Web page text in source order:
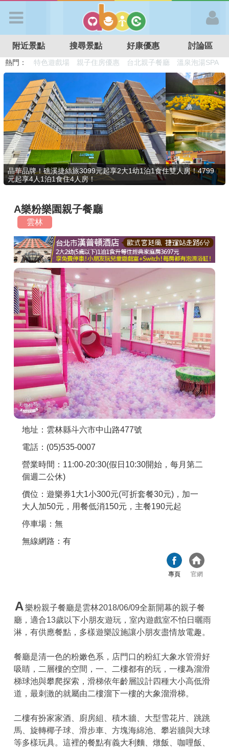
APP登入
首 頁
搜尋景點
好康優惠
最新消息
最新留言
商家合作
推薦景點
討論區
聯絡我們
APP下載
附近景點 搜尋景點 好康優惠 討論區
熱門： 溜滑梯民宿 觀光工廠 DIY摘果
日本親子景點
特色遊戲場
親子住房優惠 台北親子餐廳 溫泉泡湯SPA
晶華品牌！礁溪捷絲旅3099元起享2大1幼1泊1食住雙人房！4799
元起享4人1泊1食住4人房！
A樂粉樂園親子餐廳
雲林
地址：雲林縣斗六市中山路477號
電話：(05)535-0007
營業時間：11:00-20:30(假日10:30開始，每月第二
個週二公休)
價位：遊樂券1大1小300元(可折套餐30元)，加一
大人加50元，用餐低消150元，主餐190元起
停車場：無
無線網路：有
專頁 官網
A樂粉親子餐廳是雲林2018/06/09全新開幕的親子餐
廳，適合13歲以下小朋友遊玩，室內遊戲室不怕日曬雨
淋，有供應餐點，多樣遊樂設施讓小朋友盡情放電趣。
餐廳是清一色的粉嫩色系，店門口的粉紅大象水管滑好
吸睛，二層樓的空間，一、二樓都有的玩，一樓為溜滑
梯球池與攀爬探索，滑梯依年齡層設計四種大小高低滑
道，最刺激的就屬由二樓溜下一樓的大象溜滑梯。
二樓有扮家家酒、廚房組、積木牆、大型雪花片、跳跳
馬、旋轉椰子球、滑步車、方塊海綿池、攀岩牆與大球
等多樣玩具。這裡的餐點有義大利麵、燉飯、咖哩飯、